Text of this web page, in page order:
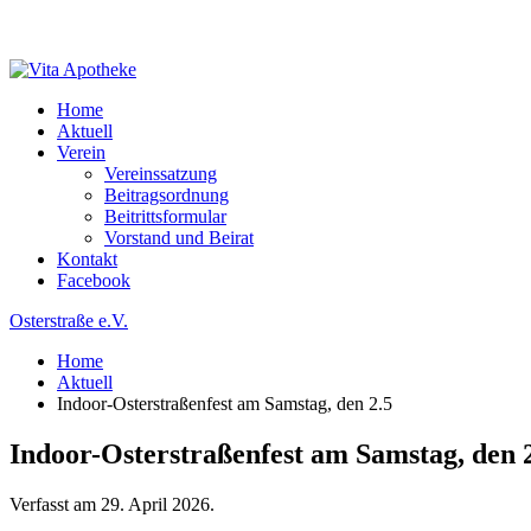
Home
Aktuell
Verein
Vereinssatzung
Beitragsordnung
Beitrittsformular
Vorstand und Beirat
Kontakt
Facebook
Osterstraße e.V.
Home
Aktuell
Indoor-Osterstraßenfest am Samstag, den 2.5
Indoor-Osterstraßenfest am Samstag, den
Verfasst am 29. April 2026.